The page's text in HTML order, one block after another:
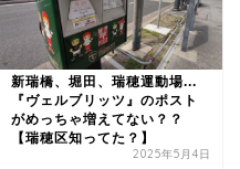
新瑞橋、堀田、瑞穂運動場...
『ヴェルブリッツ』のポスト
がめっちゃ増えてない？？
【瑞穂区知ってた？】
2025年5月4日